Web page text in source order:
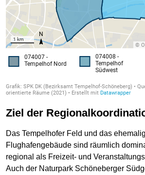
Ziel der
Das Tempelhofer Feld und das
Flughafengebäude sind räumlich
regional als Freizeit- und
Auch der Naturpark Schöneberger